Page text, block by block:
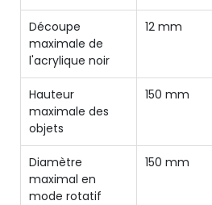
Découpe
maximale de
l'acrylique noir
12 mm
Hauteur
maximale des
objets
150 mm
Diamètre
maximal en
mode rotatif
150 mm